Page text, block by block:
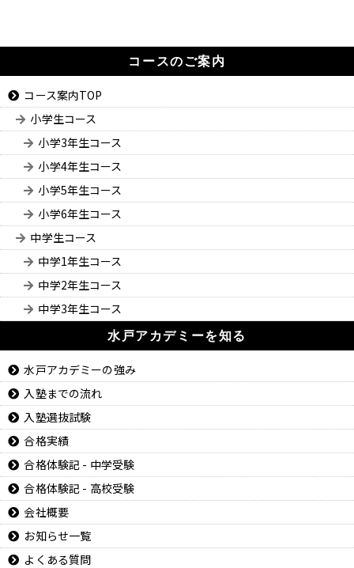
コースのご案内
コース案内TOP
小学生コース
小学3年生コース
小学4年生コース
小学5年生コース
小学6年生コース
中学生コース
中学1年生コース
中学2年生コース
中学3年生コース
水戸アカデミーを知る
水戸アカデミーの強み
入塾までの流れ
入塾選抜試験
合格実績
合格体験記 - 中学受験
合格体験記 - 高校受験
会社概要
お知らせ一覧
よくある質問